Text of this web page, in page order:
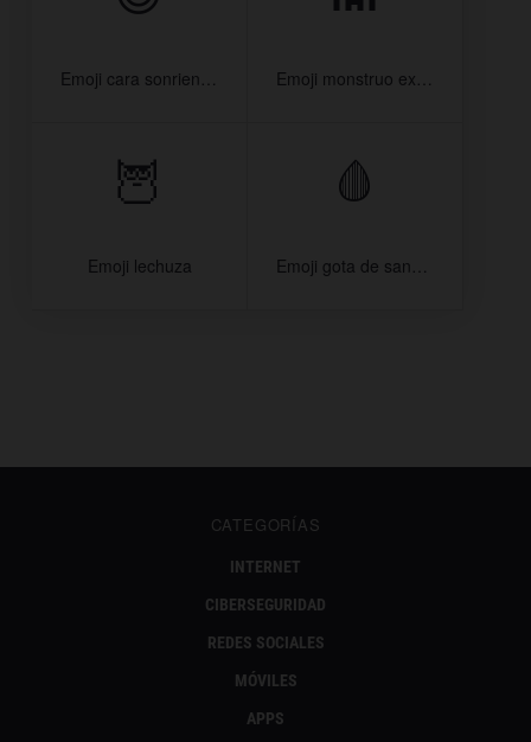
Emoji cara sonriente con cuernos Emoji monstruo extraterrestre
🦉
Emoji lechuza
🩸
Emoji gota de sangre
CATEGORÍAS
INTERNET
CIBERSEGURIDAD
REDES SOCIALES
MÓVILES
APPS